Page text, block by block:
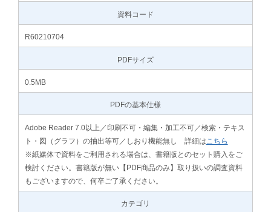
資料コード
R60210704
PDFサイズ
0.5MB
PDFの基本仕様
Adobe Reader 7.0以上／印刷不可・編集・加工不可／検索・テキス
ト・図（グラフ）の抽出等可／しおり機能無し 詳細はこちら
※紙媒体で資料をご利用される場合は、書籍版とのセット購入をご
検討ください。書籍版が無い【PDF商品のみ】取り扱いの調査資料
もございますので、何卒ご了承ください。
カテゴリ